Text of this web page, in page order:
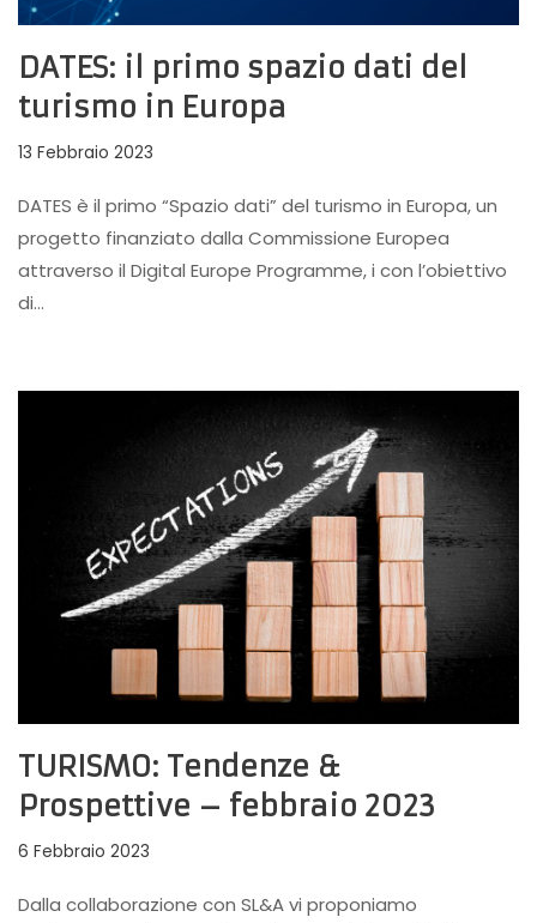
DATES: il primo spazio dati del
turismo in Europa
13 Febbraio 2023
DATES è il primo “Spazio dati” del turismo in Europa, un
progetto finanziato dalla Commissione Europea
attraverso il Digital Europe Programme, i con l’obiettivo
di…
TURISMO: Tendenze &
Prospettive – febbraio 2023
6 Febbraio 2023
Dalla collaborazione con SL&A vi proponiamo